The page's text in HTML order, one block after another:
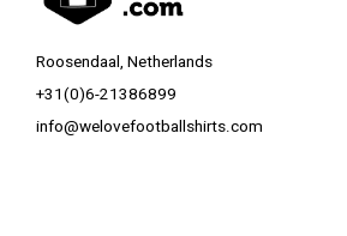
Roosendaal, Netherlands
+31(0)6-21386899
info@welovefootballshirts.com